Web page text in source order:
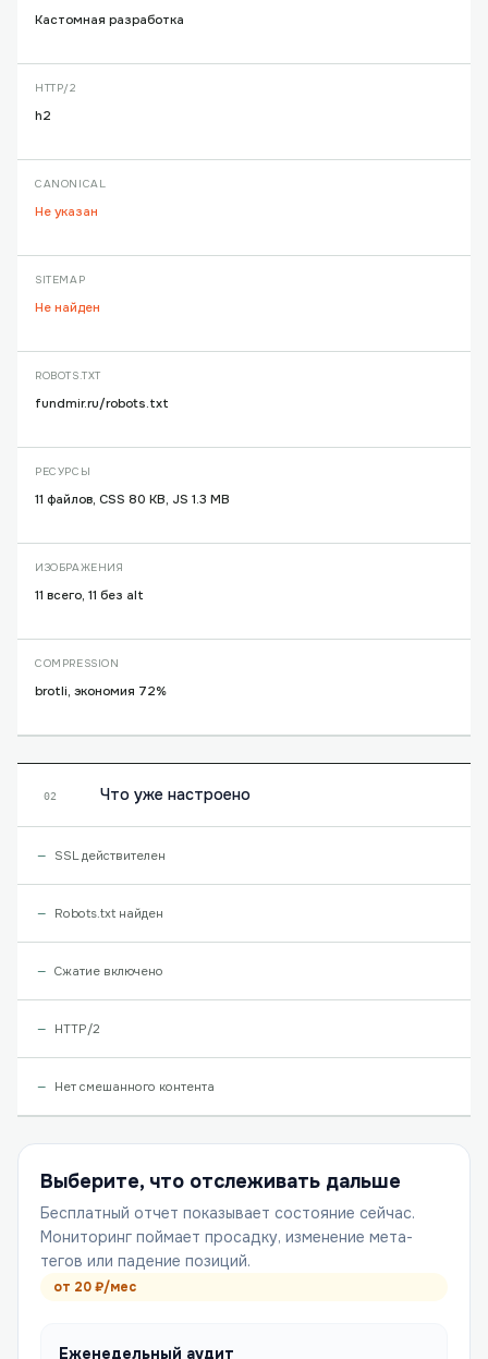
Кастомная разработка
HTTP/2
h2
CANONICAL
Не указан
SITEMAP
Не найден
ROBOTS.TXT
fundmir.ru/robots.txt
РЕСУРСЫ
11 файлов, CSS 80 KB, JS 1.3 MB
ИЗОБРАЖЕНИЯ
11 всего, 11 без alt
COMPRESSION
brotli, экономия 72%
02 Что уже настроено
SSL действителен
Robots.txt найден
Сжатие включено
HTTP/2
Нет смешанного контента
Выберите, что отслеживать дальше
Бесплатный отчет показывает состояние сейчас.
Мониторинг поймает просадку, изменение мета-
тегов или падение позиций.
от 20₽/мес
Еженедельный аудит